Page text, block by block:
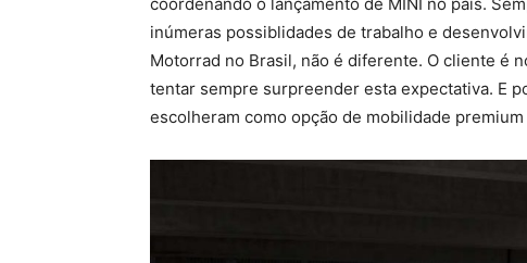
inúmeras possiblidades de trabalho e
Motorrad no Brasil, não é diferente. O cliente é
tentar sempre surpreender esta expectativa. E
escolheram como opção de mobilidade